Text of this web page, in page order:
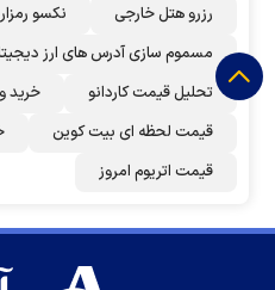
رزرو هتل خارجی
نکسو
مسموم سازی آدرس های ارز
تحلیل قیمت کاردانو
خرید
قیمت لحظه ای بیت کوین
قیمت اتریوم امروز